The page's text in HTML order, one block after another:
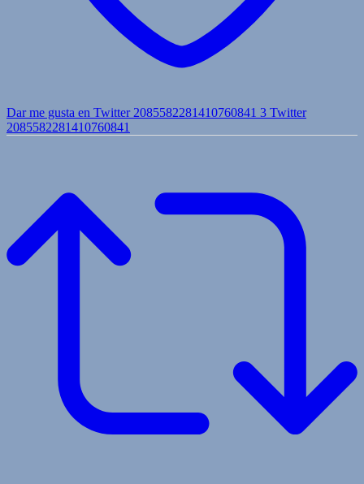
Dar me gusta en Twitter 2085582281410760841 3 Twitter
2085582281410760841